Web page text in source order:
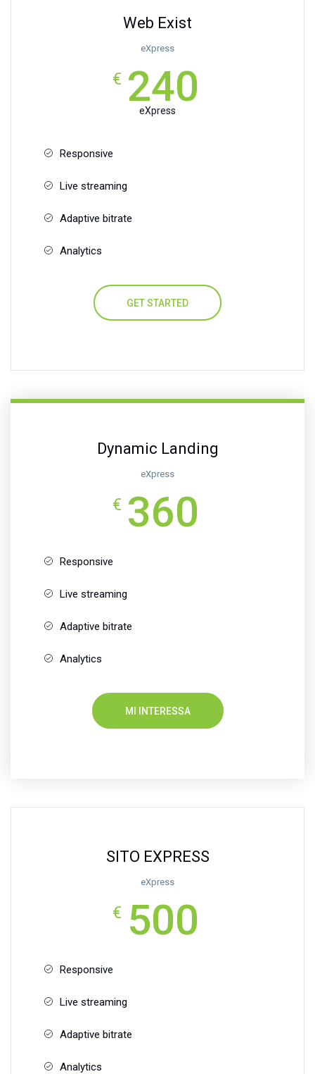
Web Exist
eXpress
€ 240
eXpress
Responsive
Live streaming
Adaptive bitrate
Analytics
GET STARTED
Dynamic Landing
eXpress
€ 360
Responsive
Live streaming
Adaptive bitrate
Analytics
MI INTERESSA
SITO EXPRESS
eXpress
€ 500
Responsive
Live streaming
Adaptive bitrate
Analytics